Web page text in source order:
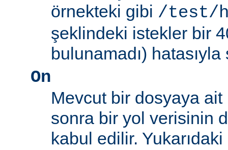
örnekteki gibi /test/
şeklindeki istekler bir
bulunamadı) hatasıyla
On
Mevcut bir dosyaya
sonra bir yol verisinin
kabul edilir.